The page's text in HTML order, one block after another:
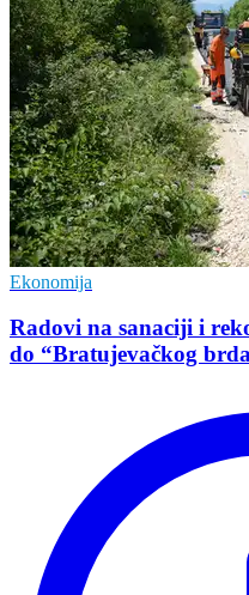
Ekonomija
Radovi na sanaciji i
do “Bratujevačkog